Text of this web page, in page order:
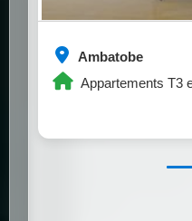
Ambatobe
Appartements T3